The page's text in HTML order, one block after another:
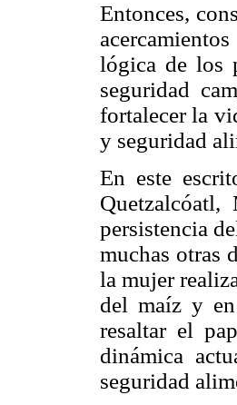
Entonces,
lógica de los
seguridad
fortalecer la
y seguridad
En este
persistencia
muchas otras
la mujer
del maíz y
resaltar el
dinámica
seguridad